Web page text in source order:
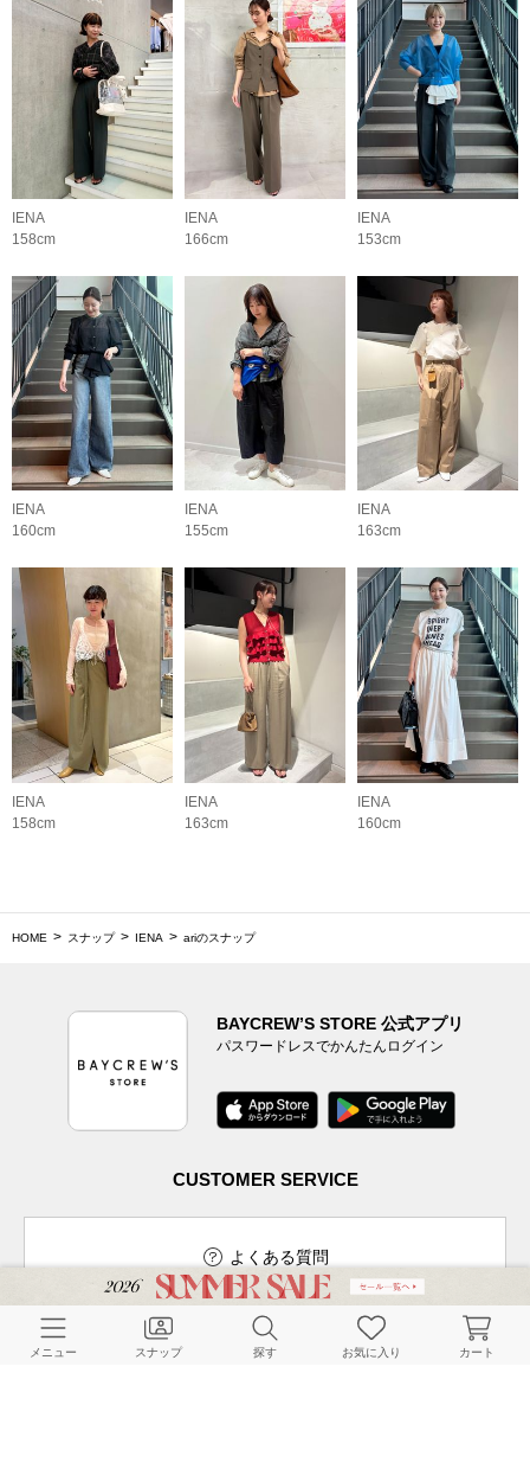
IENA
158cm
IENA
166cm
IENA
153cm
IENA
160cm
IENA
155cm
IENA
163cm
IENA
158cm
IENA
163cm
IENA
160cm
HOME スナップ IENA ariのスナップ
BAYCREW’S STORE 公式アプリ
パスワードレスでかんたんログイン
CUSTOMER SERVICE
よくある質問
メニュー スナップ 探す お気に入り カート